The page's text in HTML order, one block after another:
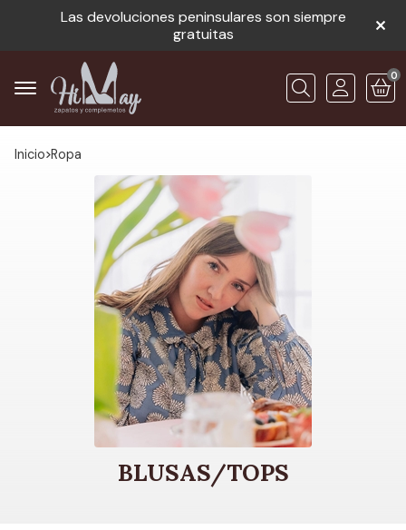
Las devoluciones peninsulares son siempre
gratuitas
Buscar
0
Inicio ropa
BLUSAS/TOPS